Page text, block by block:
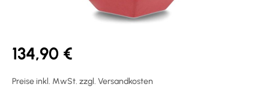
134,90 €
Preise inkl. MwSt. zzgl. Versandkosten